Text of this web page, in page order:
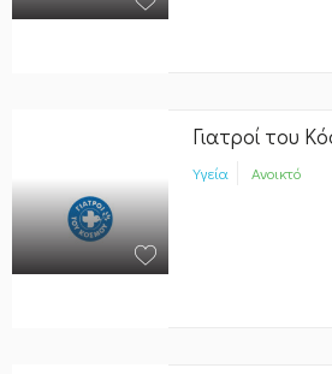
Γιατροί του
Υγεία Ανοικτό